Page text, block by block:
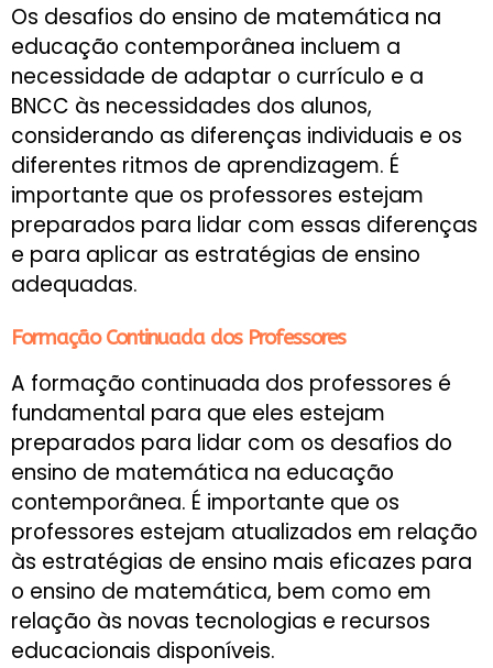
Os desafios do ensino de matemática na
educação contemporânea incluem a
necessidade de adaptar o currículo e a
BNCC às necessidades dos alunos,
considerando as diferenças individuais e os
diferentes ritmos de aprendizagem. É
importante que os professores estejam
preparados para lidar com essas diferenças
e para aplicar as estratégias de ensino
adequadas.
Formação Continuada dos Professores
A formação continuada dos professores é
fundamental para que eles estejam
preparados para lidar com os desafios do
ensino de matemática na educação
contemporânea. É importante que os
professores estejam atualizados em relação
às estratégias de ensino mais eficazes para
o ensino de matemática, bem como em
relação às novas tecnologias e recursos
educacionais disponíveis.